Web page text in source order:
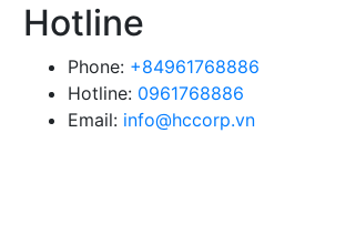
Hotline
Phone: +84961768886
Hotline: 0961768886
Email: info@hccorp.vn